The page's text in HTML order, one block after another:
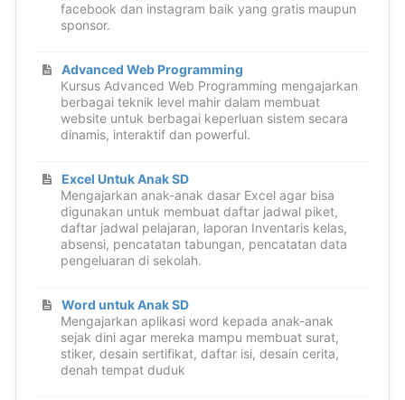
facebook dan instagram baik yang gratis maupun
sponsor.
Advanced Web Programming
Kursus Advanced Web Programming mengajarkan
berbagai teknik level mahir dalam membuat
website untuk berbagai keperluan sistem secara
dinamis, interaktif dan powerful.
Excel Untuk Anak SD
Mengajarkan anak-anak dasar Excel agar bisa
digunakan untuk membuat daftar jadwal piket,
daftar jadwal pelajaran, laporan Inventaris kelas,
absensi, pencatatan tabungan, pencatatan data
pengeluaran di sekolah.
Word untuk Anak SD
Mengajarkan aplikasi word kepada anak-anak
sejak dini agar mereka mampu membuat surat,
stiker, desain sertifikat, daftar isi, desain cerita,
denah tempat duduk